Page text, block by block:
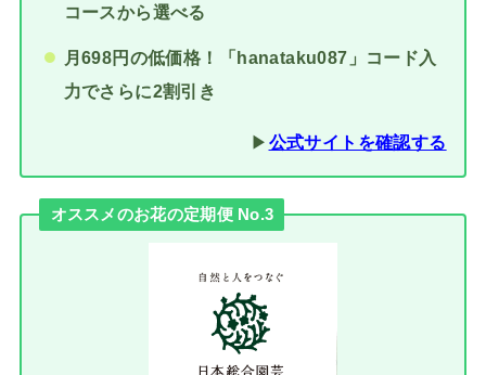
コースから選べる
月698円の低価格！「hanataku087」コード入
力でさらに2割引き
▶︎ 公式サイトを確認する
オススメのお花の定期便 No.3